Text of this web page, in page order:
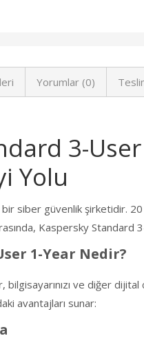
Yorumlar (0)
3-User
Yolu
bir siber güvenlik şirketidir.
Kaspersky Standard
1-Year Nedir?
ve diğer dijital
avantajları sunar: